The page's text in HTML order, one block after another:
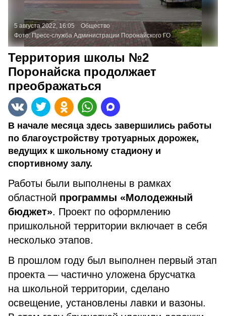
5 августа 2022, 16:05
Общество
Фото:Пресс-служба Администрации Поронайского ГО
Территория школы №2
Поронайска продолжает
преображаться
В начале месяца здесь завершились работы
по благоустройству тротуарных дорожек,
ведущих к школьному стадиону и
спортивному залу.
Работы были выполнены в рамках
областной программы «Молодежный
бюджет». Проект по оформлению
пришкольной территории включает в себя
несколько этапов.
В прошлом году был выполнен первый этап
проекта — частично уложена брусчатка
на школьной территории, сделано
освещение, установлены лавки и вазоны.